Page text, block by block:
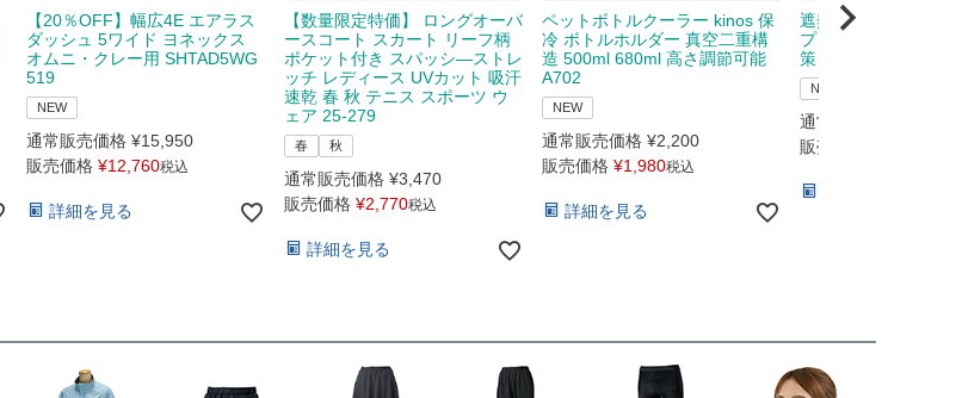
【20％OFF】幅広4E エアラス
ダッシュ 5ワイド ヨネックス
オムニ・クレー用 SHTAD5WG
519
NEW
通常販売価格 ¥15,950
販売価格 ¥12,760税込
詳細を見る
【数量限定特価】 ロングオーバ
ースコート スカート リーフ柄
ポケット付き スパッシ―ストレ
ッチ レディース UVカット 吸汗
速乾 春 秋 テニス スポーツ ウ
ェア 25-279
春 秋
通常販売価格 ¥3,470
販売価格 ¥2,770税込
詳細を見る
ペットボトルクーラー kinos 保
冷 ボトルホルダー 真空二重構
造 500ml 680ml 高さ調節可能
A702
NEW
通常販売価格 ¥2,200
販売価格 ¥1,980税込
詳細を見る
遮熱メッシュキャッ
プリンス prince 370
策
NEW
通常販売価格
販売価格